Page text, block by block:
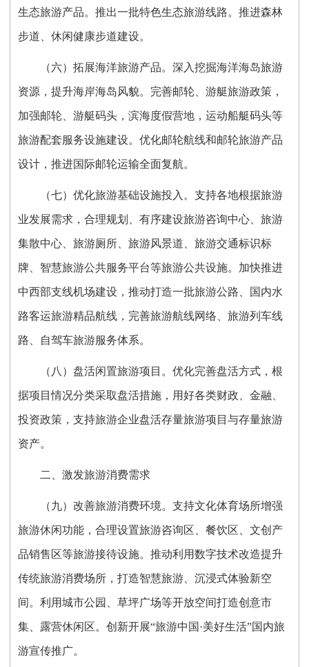
生态旅游产品。推出一批特色生态旅游线路。推进森林
步道、休闲健康步道建设。
（六）拓展海洋旅游产品。深入挖掘海洋海岛旅游
资源，提升海岸海岛风貌。完善邮轮、游艇旅游政策，
加强邮轮、游艇码头，滨海度假营地，运动船艇码头等
旅游配套服务设施建设。优化邮轮航线和邮轮旅游产品
设计，推进国际邮轮运输全面复航。
（七）优化旅游基础设施投入。支持各地根据旅游
业发展需求，合理规划、有序建设旅游咨询中心、旅游
集散中心、旅游厕所、旅游风景道、旅游交通标识标
牌、智慧旅游公共服务平台等旅游公共设施。加快推进
中西部支线机场建设，推动打造一批旅游公路、国内水
路客运旅游精品航线，完善旅游航线网络、旅游列车线
路、自驾车旅游服务体系。
（八）盘活闲置旅游项目。优化完善盘活方式，根
据项目情况分类采取盘活措施，用好各类财政、金融、
投资政策，支持旅游企业盘活存量旅游项目与存量旅游
资产。
二、激发旅游消费需求
（九）改善旅游消费环境。支持文化体育场所增强
旅游休闲功能，合理设置旅游咨询区、餐饮区、文创产
品销售区等旅游接待设施。推动利用数字技术改造提升
传统旅游消费场所，打造智慧旅游、沉浸式体验新空
间。利用城市公园、草坪广场等开放空间打造创意市
集、露营休闲区。创新开展“旅游中国·美好生活”国内旅
游宣传推广。